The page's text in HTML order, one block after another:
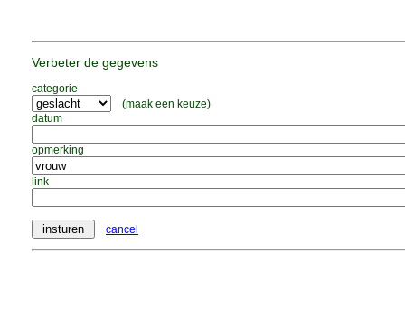
Verbeter de gegevens
categorie
(maak een keuze)
datum
opmerking
link
cancel